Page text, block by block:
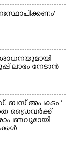
ലാഭം നേടാൻ
ബസ് അപകടം '
ഡ്രൈ​വ​ർ​ക്ക്